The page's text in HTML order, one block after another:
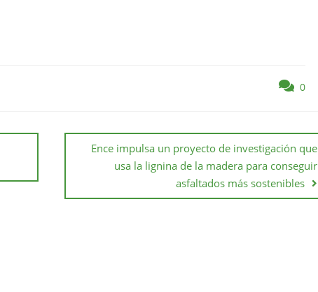
0
Ence impulsa un proyecto de investigación que
usa la lignina de la madera para conseguir
asfaltados más sostenibles